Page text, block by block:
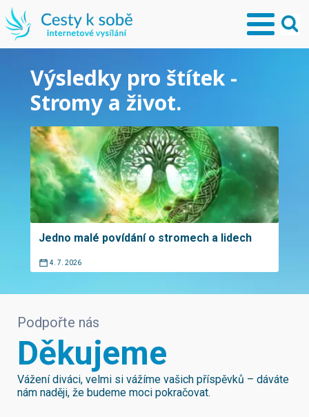
Výsledky pro štítek -
Stromy a život.
Jedno malé povídání o stromech a lidech
4. 7. 2026
Podpořte nás
Děkujeme
Vážení diváci, velmi si vážíme vašich příspěvků – dáváte
nám naději, že budeme moci pokračovat.